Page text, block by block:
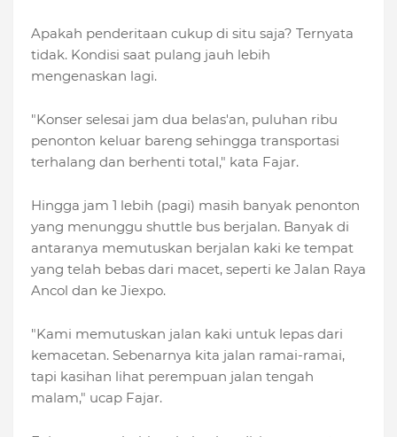
Apakah penderitaan cukup di situ saja? Ternyata
tidak. Kondisi saat pulang jauh lebih
mengenaskan lagi.
"Konser selesai jam dua belas'an, puluhan ribu
penonton keluar bareng sehingga transportasi
terhalang dan berhenti total," kata Fajar.
Hingga jam 1 lebih (pagi) masih banyak penonton
yang menunggu shuttle bus berjalan. Banyak di
antaranya memutuskan berjalan kaki ke tempat
yang telah bebas dari macet, seperti ke Jalan Raya
Ancol dan ke Jiexpo.
"Kami memutuskan jalan kaki untuk lepas dari
kemacetan. Sebenarnya kita jalan ramai-ramai,
tapi kasihan lihat perempuan jalan tengah
malam," ucap Fajar.